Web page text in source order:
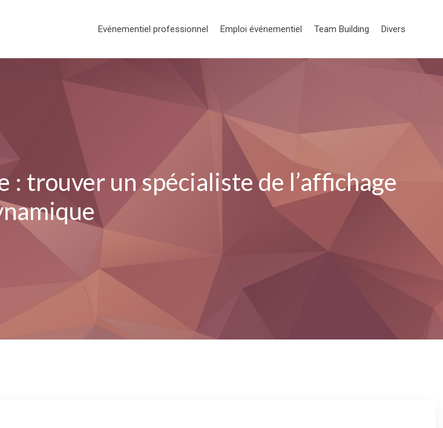
Evénementiel professionnel Emploi événementiel Team Building Divers
trouver un spécialiste de l’affichage